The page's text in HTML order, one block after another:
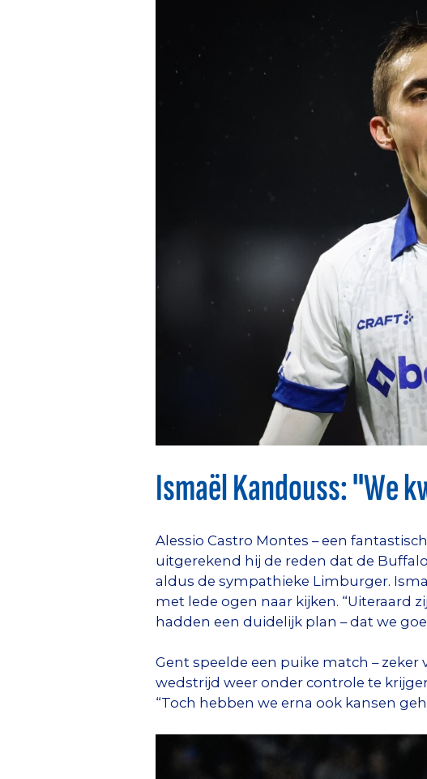
Ismaël Kandouss: "We
Alessio Castro Montes – een
uitgerekend hij de reden dat de
aldus de sympathieke Limburger.
met lede ogen naar kijken. “Uiteraard
hadden een duidelijk plan – dat we
Gent speelde een puike match –
wedstrijd weer onder controle te
“Toch hebben we erna ook kansen